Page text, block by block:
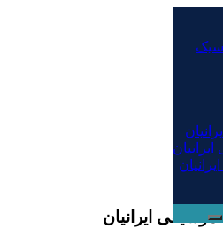
موسیقی ایرانیان